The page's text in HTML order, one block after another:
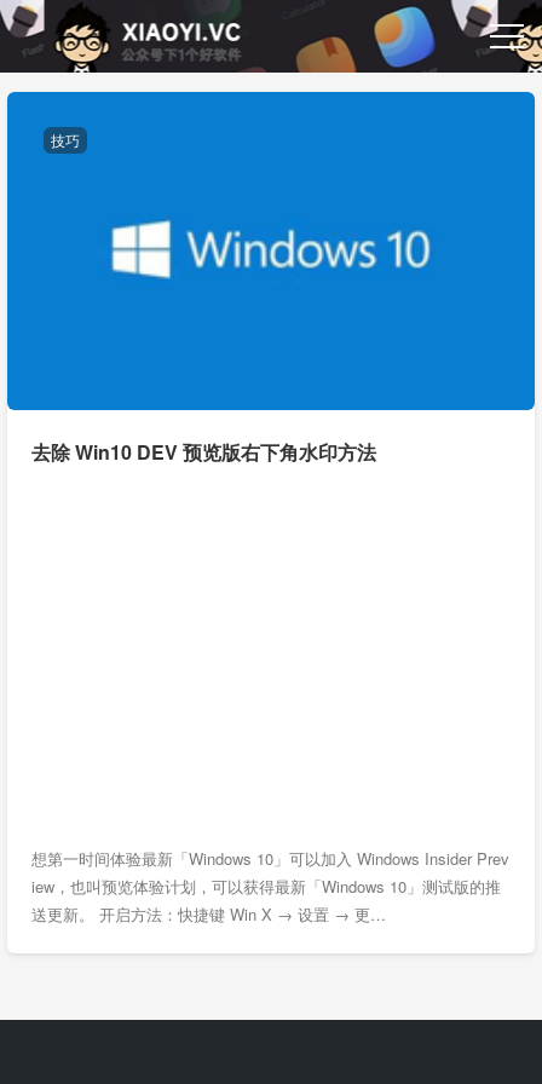
技巧
去除 Win10 DEV 预览版右下角水印方法
想第一时间体验最新「Windows 10」可以加入 Windows Insider Prev
iew，也叫预览体验计划，可以获得最新「Windows 10」测试版的推
送更新。 开启方法：快捷键 Win X → 设置 → 更…